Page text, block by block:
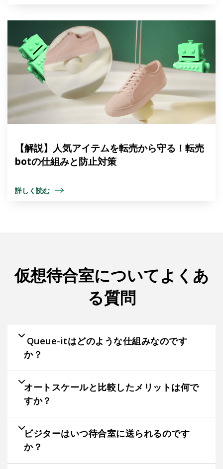
【解説】人気アイテムを転売から守る！転売
botの仕組みと防止対策
詳しく読む
仮想待合室についてよくあ
る質問
Queue-itはどのような仕組みなのです
か？
オートスケールと比較したメリットは何で
すか？
ビジターはいつ待合室に送られるのです
か？